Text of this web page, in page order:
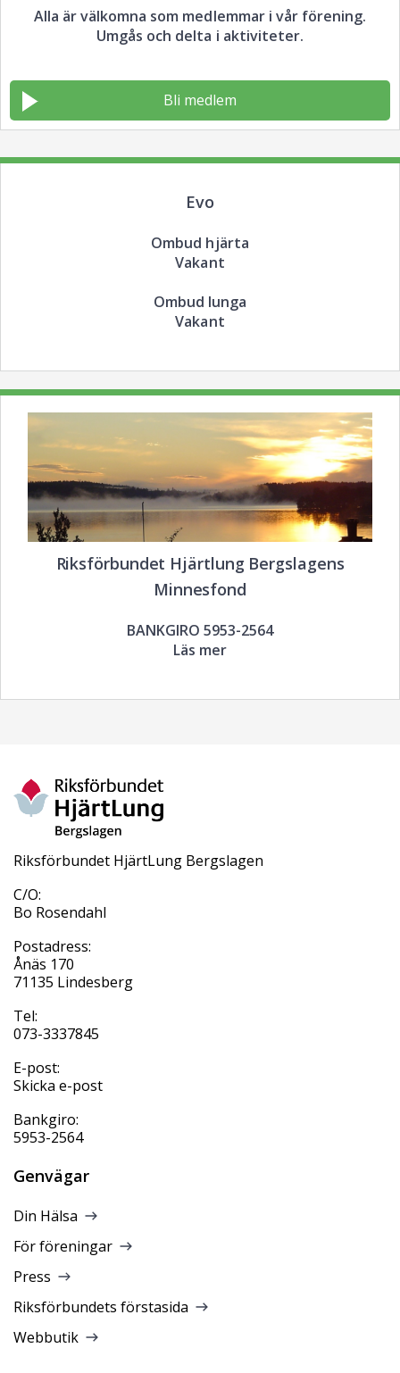
Alla är välkomna som medlemmar i vår förening.
Umgås och delta i aktiviteter.
Bli medlem
Evo
Ombud hjärta
Vakant
Ombud lunga
Vakant
Riksförbundet Hjärtlung Bergslagens
Minnesfond
BANKGIRO 5953-2564
Läs mer
Riksförbundet HjärtLung Bergslagen
C/O:
Bo Rosendahl
Postadress:
Ånäs 170
71135 Lindesberg
Tel:
073-3337845
E-post:
Skicka e-post
Bankgiro:
5953-2564
Genvägar
Din Hälsa
För föreningar
Press
Riksförbundets förstasida
Webbutik